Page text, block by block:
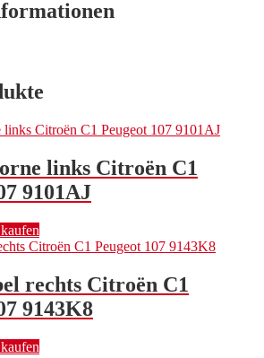
links Citroën C1
9101AJ
rechts Citroën C1
9143K8